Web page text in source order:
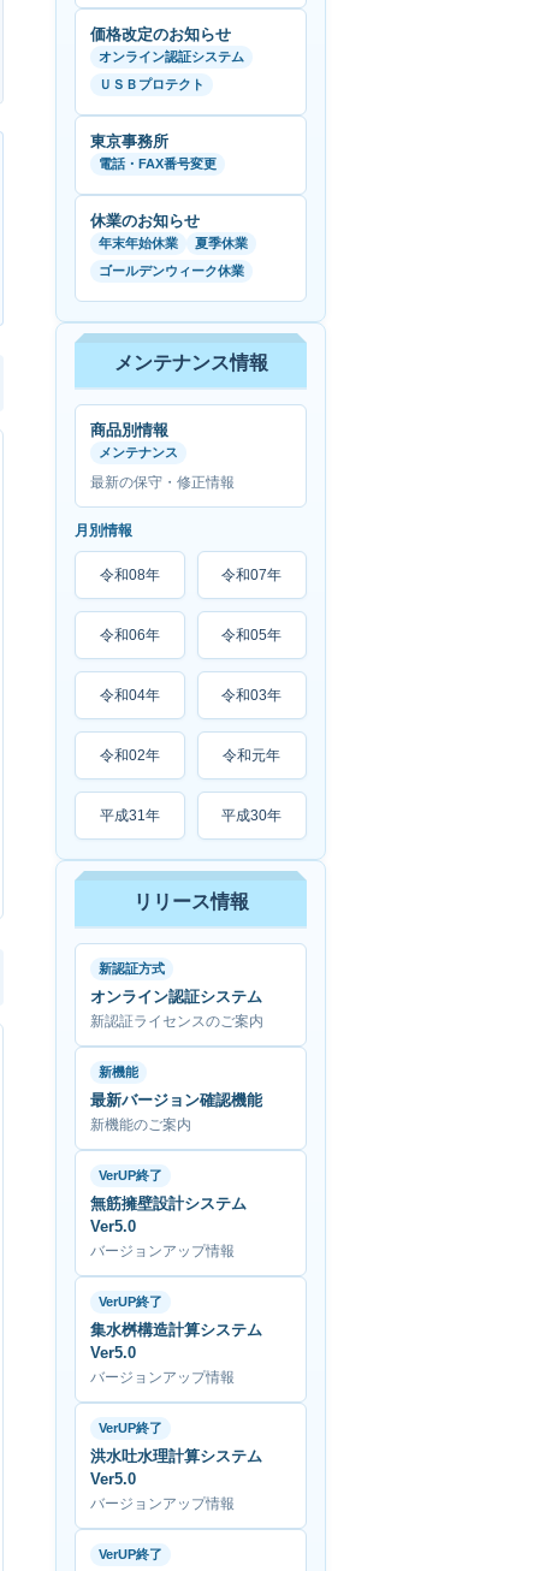
価格改定のお知らせ
オンライン認証システム
ＵＳＢプロテクト
東京事務所
電話・FAX番号変更
休業のお知らせ
年末年始休業
夏季休業
ゴールデンウィーク休業
メンテナンス情報
商品別情報
メンテナンス
最新の保守・修正情報
月別情報
令和08年 令和07年
令和06年 令和05年
令和04年 令和03年
令和02年 令和元年
平成31年 平成30年
リリース情報
新認証方式
オンライン認証システム
新認証ライセンスのご案内
新機能
最新バージョン確認機能
新機能のご案内
VerUP終了
無筋擁壁設計システム
Ver5.0
バージョンアップ情報
VerUP終了
集水桝構造計算システム
Ver5.0
バージョンアップ情報
VerUP終了
洪水吐水理計算システム
Ver5.0
バージョンアップ情報
VerUP終了